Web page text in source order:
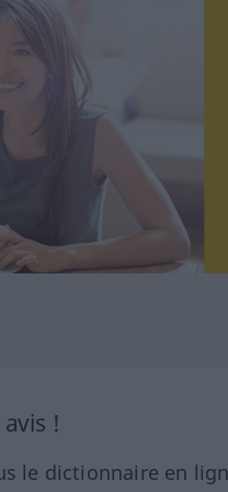
!
le dictionnaire en